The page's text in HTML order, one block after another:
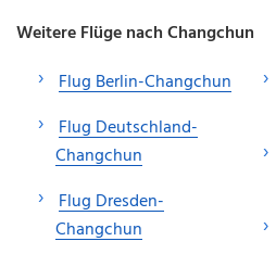
Weitere Flüge nach Changchun
Flug Berlin-Changchun
Flug Deutschland-
Changchun
Flug Dresden-
Changchun